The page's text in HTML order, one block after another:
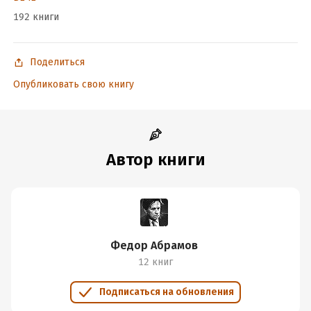
192 книги
Поделиться
Опубликовать свою книгу
Автор книги
Федор Абрамов
12 книг
Подписаться на обновления